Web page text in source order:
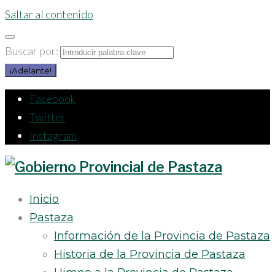
Saltar al contenido
Buscar por:
¡Adelante!
Facebook
Twitter
Instagram
Inicio
Pastaza
Información de la Provincia de Pastaza
Historia de la Provincia de Pastaza